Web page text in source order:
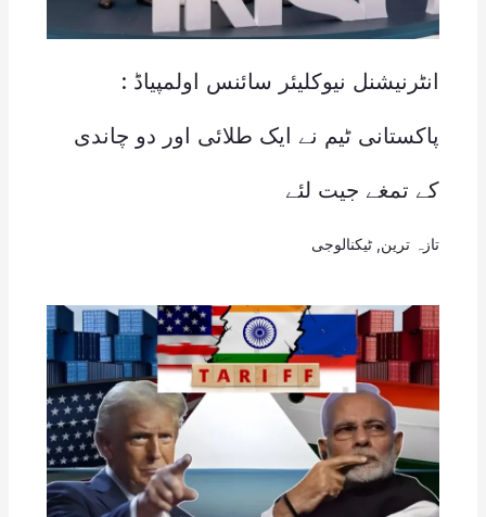
انٹرنیشنل نیوکلیئر سائنس اولمپیاڈ :
پاکستانی ٹیم نے ایک طلائی اور دو چاندی
کے تمغے جیت لئے
تازہ ترین ٹیکنالوجی